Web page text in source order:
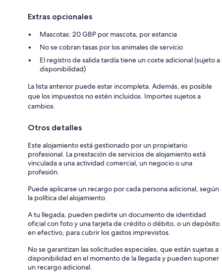
Extras opcionales
Mascotas: 20 GBP por mascota, por estancia
No se cobran tasas por los animales de servicio
El registro de salida tardía tiene un coste adicional (sujeto a
disponibilidad)
La lista anterior puede estar incompleta. Además, es posible
que los impuestos no estén incluidos. Importes sujetos a
cambios.
Otros detalles
Este alojamiento está gestionado por un propietario
profesional. La prestación de servicios de alojamiento está
vinculada a una actividad comercial, un negocio o una
profesión.
Puede aplicarse un recargo por cada persona adicional, según
la política del alojamiento.
A tu llegada, pueden pedirte un documento de identidad
oficial con foto y una tarjeta de crédito o débito, o un depósito
en efectivo, para cubrir los gastos imprevistos.
No se garantizan las solicitudes especiales, que están sujetas a
disponibilidad en el momento de la llegada y pueden suponer
un recargo adicional.